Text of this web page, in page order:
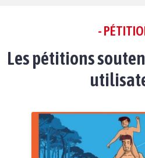
-
Les pétitions